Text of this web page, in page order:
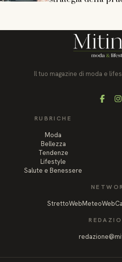
Il tuo magazine di moda e
RUBRICHE
Moda
Bellezza
Tendenze
Lifestyle
Salute e Benessere
StrettoWebMeteoWeb